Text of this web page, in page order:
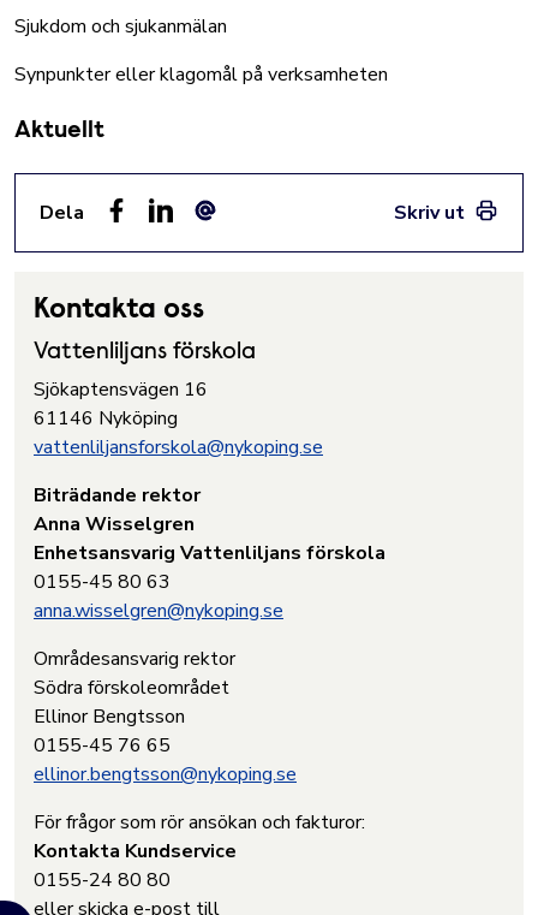
Sjukdom och sjukanmälan
Synpunkter eller klagomål på verksamheten
Aktuellt
Dela
Skriv ut
Kontakta oss
Vattenliljans förskola
Sjökaptensvägen 16
61146 Nyköping
vattenliljansforskola@nykoping.se
Biträdande rektor
Anna Wisselgren
Enhetsansvarig Vattenliljans förskola
0155-45 80 63
anna.wisselgren@nykoping.se
Områdesansvarig rektor
Södra förskoleområdet
Ellinor Bengtsson
0155-45 76 65
ellinor.bengtsson@nykoping.se
För frågor som rör ansökan och fakturor:
Kontakta Kundservice
0155-24 80 80
eller skicka e-post till